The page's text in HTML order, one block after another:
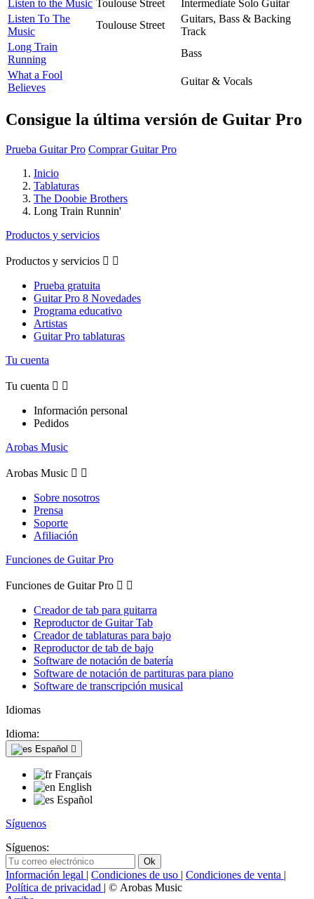
Listen to the Music Toulouse Street
Intermediate Solo Guitar
Listen To The
Music
Toulouse Street
Guitars, Bass & Backing
Track
Long Train
Running
Bass
What a Fool
Believes
Guitar & Vocals
Consigue la última versión de Guitar Pro
Prueba Guitar Pro Comprar Guitar Pro
Inicio
Tablaturas
The Doobie Brothers
Long Train Runnin'
Productos y servicios
Productos y servicios  
Prueba gratuita
Guitar Pro 8 Novedades
Programa educativo
Artistas
Guitar Pro tablaturas
Tu cuenta
Tu cuenta  
Información personal
Pedidos
Arobas Music
Arobas Music  
Sobre nosotros
Prensa
Soporte
Afiliación
Funciones de Guitar Pro
Funciones de Guitar Pro  
Creador de tab para guitarra
Reproductor de Guitar Tab
Creador de tablaturas para bajo
Reproductor de tab de bajo
Software de notación de batería
Software de notación de partituras para piano
Software de transcripción musical
Idiomas
Idioma:
Español 
Français
English
Español
Síguenos
Síguenos:
Información legal | Condiciones de uso | Condiciones de venta |
Política de privacidad | © Arobas Music